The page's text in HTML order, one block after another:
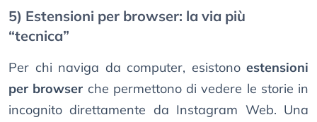
5) Estensioni per browser: la via più
“tecnica”
Per chi naviga da computer, esistono estensioni
per browser che permettono di vedere le storie in
incognito direttamente da Instagram Web. Una